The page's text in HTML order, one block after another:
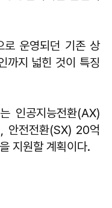
로 운영되던 기존 상
까지 넓힌 것이 특징
인공지능전환(AX)
안전전환(SX) 20억
지원할 계획이다.